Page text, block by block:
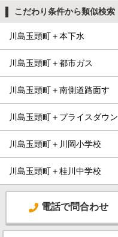
こだわり条件から類似検索
川島玉頭町＋本下水
川島玉頭町＋都市ガス
川島玉頭町＋南側道路面す
川島玉頭町＋プライスダウン
川島玉頭町＋川岡小学校
川島玉頭町＋桂川中学校
電話で問合わせ